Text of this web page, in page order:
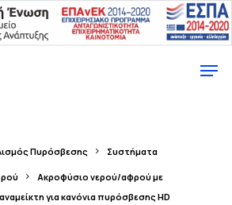
Πυρόσβεσης Συστήματα
Ακροφύσιο νερού/αφρού με
για κανόνια πυρόσβεσης HD